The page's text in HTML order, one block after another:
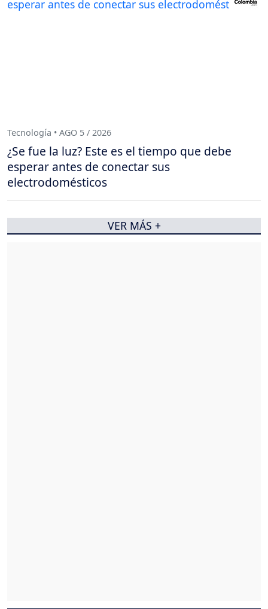
Tecnología • AGO 5 / 2026
¿Se fue la luz? Este es el tiempo que debe
esperar antes de conectar sus
electrodomésticos
VER MÁS +